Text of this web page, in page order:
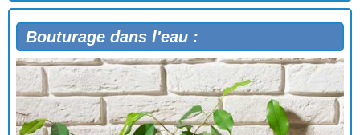
Bouturage dans l'eau :